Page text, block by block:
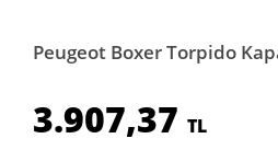
Peugeot Boxer Torpido
3.907,37 TL